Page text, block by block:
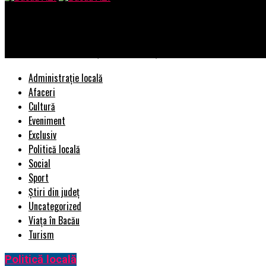
Administrație locală
Afaceri
Cultură
Eveniment
Exclusiv
Politică locală
Social
Sport
Știri din județ
Uncategorized
Viața în Bacău
Turism
Politică locală